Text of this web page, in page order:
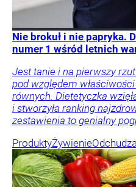
Nie brokuł i nie papryka.
numer 1 wśród letnich
Jest tanie i na pierwszy
pod względem
równych. Dietetyczka
i stworzyła ranking
zestawienia to genialny
ProduktyŻywienie